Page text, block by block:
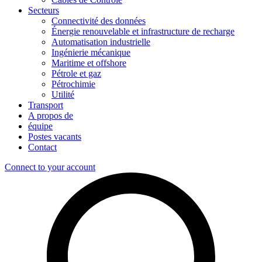
Secteurs
Connectivité des données
Énergie renouvelable et infrastructure de recharge
Automatisation industrielle
Ingénierie mécanique
Maritime et offshore
Pétrole et gaz
Pétrochimie
Utilité
Transport
A propos de
équipe
Postes vacants
Contact
Connect to your account